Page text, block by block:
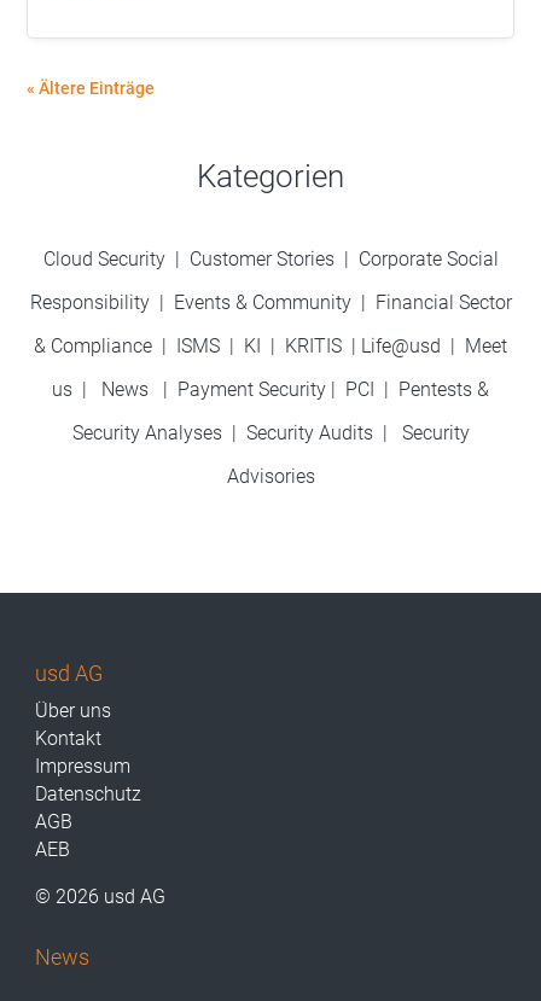
« Ältere Einträge
Kategorien
Cloud Security | Customer Stories| Corporate Social
Responsibility| Events & Community | Financial Sector
& Compliance | ISMS | KI | KRITIS | Life@usd | Meet
us | News | Payment Security | PCI | Pentests &
Security Analyses | Security Audits| Security
Advisories
usd AG
Über uns
Kontakt
Impressum
Datenschutz
AGB
AEB
© 2026 usd AG
News